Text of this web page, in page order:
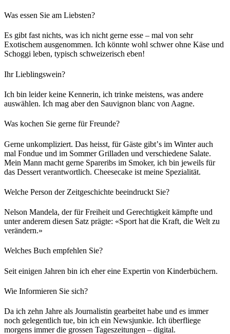
Was essen Sie am Liebsten?
Es gibt fast nichts, was ich nicht gerne esse – mal von sehr
Exotischem ausgenommen. Ich könnte wohl schwer ohne Käse und
Schoggi leben, typisch schweizerisch eben!
Ihr Lieblingswein?
Ich bin leider keine Kennerin, ich trinke meistens, was andere
auswählen. Ich mag aber den Sauvignon blanc von Aagne.
Was kochen Sie gerne für Freunde?
Gerne unkompliziert. Das heisst, für Gäste gibtʼs im Winter auch
mal Fondue und im Sommer Grilladen und verschiedene Salate.
Mein Mann macht gerne Spareribs im Smoker, ich bin jeweils für
das Dessert verantwortlich. Cheesecake ist meine Spezialität.
Welche Person der Zeitgeschichte beeindruckt Sie?
Nelson Mandela, der für Freiheit und Gerechtigkeit kämpfte und
unter anderem diesen Satz prägte: «Sport hat die Kraft, die Welt zu
verändern.»
Welches Buch empfehlen Sie?
Seit einigen Jahren bin ich eher eine Expertin von Kinderbüchern.
Wie Informieren Sie sich?
Da ich zehn Jahre als Journalistin gearbeitet habe und es immer
noch gelegentlich tue, bin ich ein Newsjunkie. Ich überfliege
morgens immer die grossen Tageszeitungen – digital.